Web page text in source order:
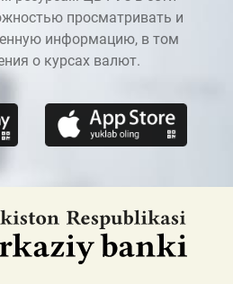
просматривать и
информацию, в том
о курсах валют.